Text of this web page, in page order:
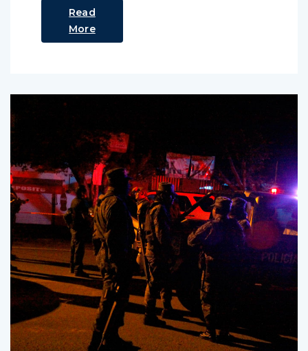
Read
More